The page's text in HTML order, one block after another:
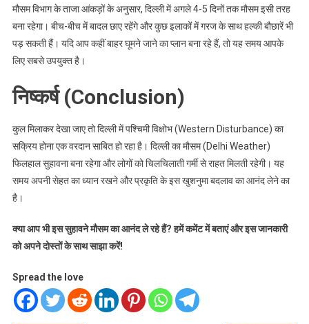
मौसम विभाग के ताजा आंकड़ों के अनुसार, दिल्ली में अगले 4-5 दिनों तक मौसम इसी तरह
बना रहेगा। बीच-बीच में बादल छाए रहेंगे और कुछ इलाकों में गरज के साथ हल्की बौछारें भी
पड़ सकती हैं। यदि आप कहीं बाहर घूमने जाने का प्लान बना रहे हैं, तो यह समय आपके
लिए सबसे उपयुक्त है।
निष्कर्ष (Conclusion)
कुल मिलाकर देखा जाए तो दिल्ली में पश्चिमी विक्षोभ (Western Disturbance) का
सक्रिय होना एक वरदान साबित हो रहा है। दिल्ली का मौसम (Delhi Weather)
फिलहाल सुहावना बना रहेगा और लोगों को चिलचिलाती गर्मी से राहत मिलती रहेगी। यह
समय अपनी सेहत का ध्यान रखने और प्रकृति के इस खुशनुमा बदलाव का आनंद लेने का
है।
क्या आप भी इस सुहावने मौसम का आनंद ले रहे हैं? हमें कमेंट में बताएं और इस जानकारी
को अपने दोस्तों के साथ साझा करें!
Spread the love